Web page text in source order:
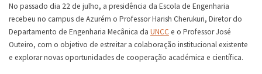
No passado dia 22 de julho, a presidência da Escola de Engenharia
recebeu no campus de Azurém o Professor Harish Cherukuri, Diretor do
Departamento de Engenharia Mecânica da UNCCe o Professor José
Outeiro, com o objetivo de estreitar a colaboração institucional existente
e explorar novas oportunidades de cooperação académica e científica.